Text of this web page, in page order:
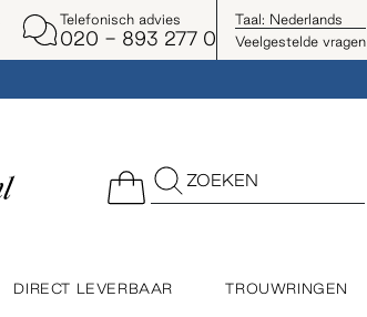
Telefonisch advies
020 - 893 277 0
Taal: Nederlands
Veelgestelde vragen
ZOEKEN
DIRECT LEVERBAAR TROUWRINGEN